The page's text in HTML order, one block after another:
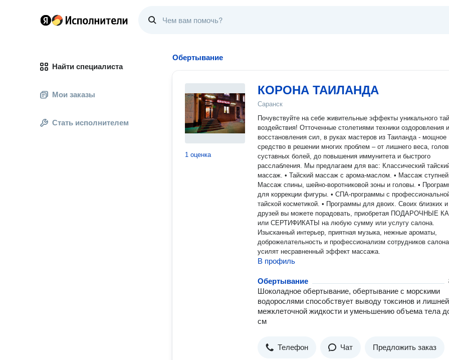
Найти специалиста
Мои заказы
Стать исполнителем
Обертывание
1 оценка
КОРОНА ТАИЛАНДА
Саранск
Почувствуйте на себе живительные эффекты уникального
воздействия! Отточенные столетиями техники оздоровления и
восстановления сил, в руках мастеров из Таиланда - мощное
средство в решении многих проблем – от лишнего веса,
суставных болей, до повышения иммунитета и быстрого
расслабления. Мы предлагаем для вас: Классический тайский
массаж. • Тайский массаж с арома-маслом. • Массаж
Массаж спины, шейно-воротниковой зоны и головы. •
для коррекции фигуры. • СПА-программы с
тайской косметикой. • Программы для двоих. Своих близких и
друзей вы можете порадовать, приобретая ПОДАРОЧНЫЕ
или СЕРТИФИКАТЫ на любую сумму или услугу салона.
Изысканный интерьер, приятная музыка, нежные ароматы,
доброжелательность и профессионализм сотрудников салона
усилят несравненный эффект массажа.
В профиль
Обертывание
Шоколадное обертывание, обертывание с морскими
водорослями способствует выводу токсинов и лишней
межклеточной жидкости и уменьшению объема тела
см
Телефон Чат Предложить заказ